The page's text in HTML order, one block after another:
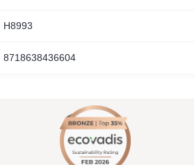
H8993
8718638436604